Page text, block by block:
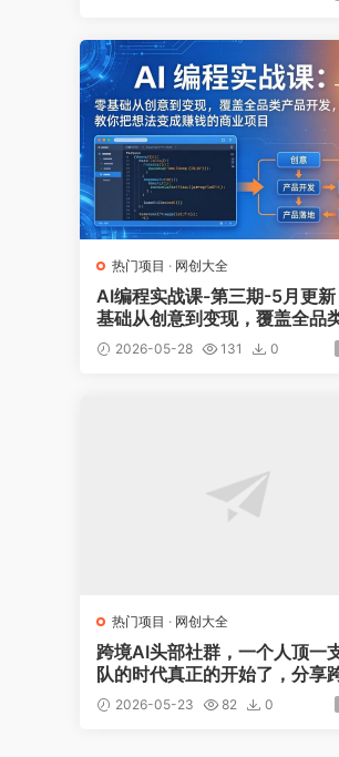
热门项目 · 网创大全
AI编程实战课-第三期-5月更
基础从创意到变现，覆盖全品
品开发，把想法变成赚钱项目
2026-05-28 131 0
热门项目 · 网创大全
跨境AI头部社群，一个人顶一
队的时代真正的开始了，分享
I前沿，可落地的实战经验(更
3日)
2026-05-23 82 0